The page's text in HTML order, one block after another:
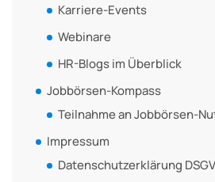
Karriere-Events
Webinare
HR-Blogs im Überblick
Jobbörsen-Kompass
Teilnahme an Jobbörsen-
Impressum
Datenschutzerklärung